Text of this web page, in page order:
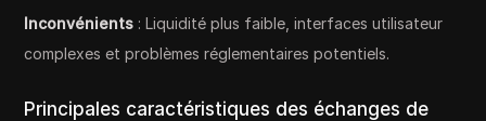
Inconvénients : Liquidité plus faible, interfaces utilisateur
complexes et problèmes réglementaires potentiels.
Principales caractéristiques des échanges de